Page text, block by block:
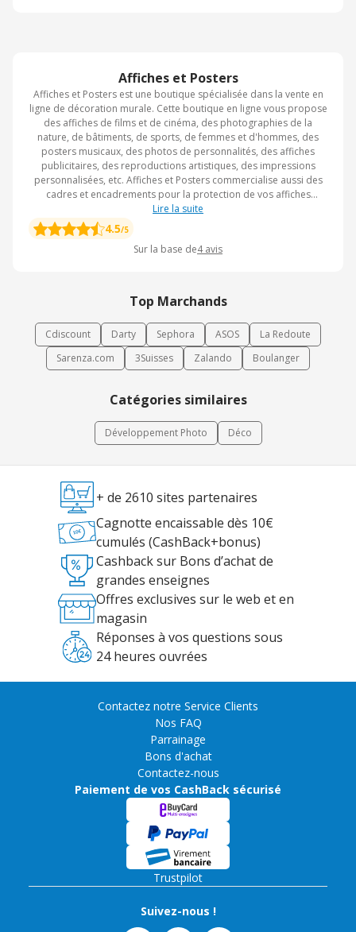
Affiches et Posters
Affiches et Posters est une boutique spécialisée dans la vente en
ligne de décoration murale. Cette boutique en ligne vous propose
des affiches de films et de cinéma, des photographies de la
nature, de bâtiments, de sports, de femmes et d'hommes, des
posters musicaux, des photos de personnalités, des affiches
publicitaires, des reproductions artistiques, des impressions
personnalisées, etc. Affiches et Posters commercialise aussi des
cadres et encadrements pour la protection de vos affiches
préférées. L'avantage de cette boutique en ligne c'est que vous
profitez d'une large gamme de posters et d'affiches pour donner
de la vie et de la beauté à votre intérieur. De plus, cette boutique
de décoration pratique des prix incroyables. En effet, vous
commande après un achat chez Affiches et Posters. Les délais de
livraison sont très courts.
Lire la suite
4.5/5
Sur la base de4 avis
Top Marchands
Cdiscount Darty Sephora ASOS
La Redoute
Sarenza.com
3Suisses Zalando Boulanger
Catégories similaires
Développement Photo Déco
+ de 2610 sites partenaires
Cagnotte encaissable dès 10€
cumulés (CashBack+bonus)
Cashback sur Bons d’achat de
grandes enseignes
Offres exclusives sur le web et en
magasin
Réponses à vos questions sous
24 heures ouvrées
Contactez notre Service Clients
Nos FAQ
Parrainage
Bons d'achat
Contactez-nous
Paiement de vos CashBack sécurisé
Trustpilot
Suivez-nous !